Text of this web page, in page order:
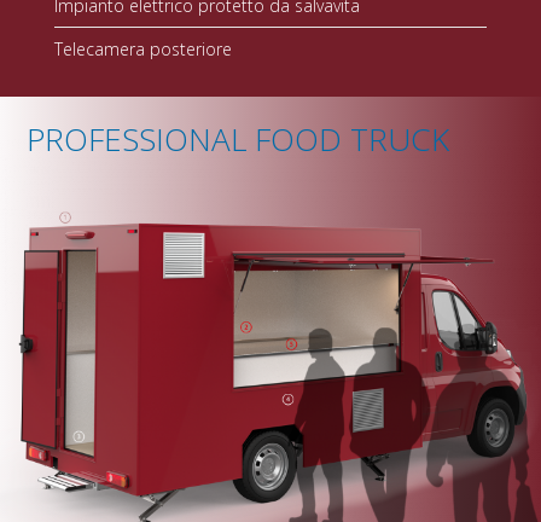
Impianto elettrico protetto da salvavita
Telecamera posteriore
PROFESSIONAL FOOD TRUCK